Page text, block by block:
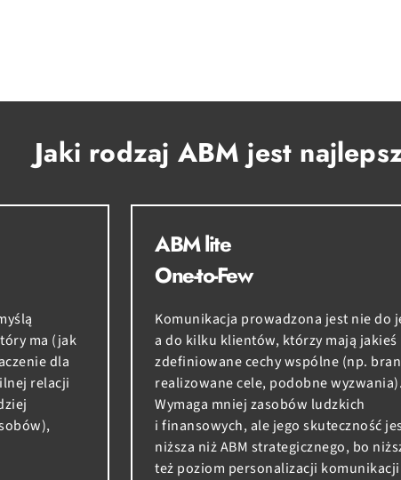
Jaki rodzaj ABM jest
ma (jak
dla
relacji
ABM lite
One-to-Few
Komunikacja prowadzona jest nie do
a do kilku klientów, którzy mają jakieś
zdefiniowane cechy wspólne (np.
realizowane cele, podobne wyzwania).
Wymaga mniej zasobów ludzkich
i finansowych, ale jego skuteczność
niższa niż ABM strategicznego, bo
też poziom personalizacji